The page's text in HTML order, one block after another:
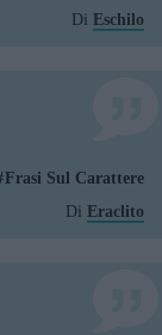
Di Eschilo
Frasi Sul Carattere
Di Eraclito